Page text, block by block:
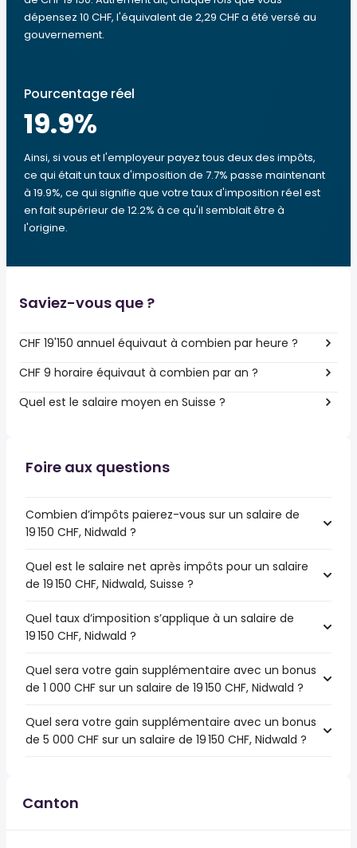
dépensez 10 CHF, l'équivalent de 2,29 CHF a été versé au
gouvernement.
Pourcentage réel
19.9%
Ainsi, si vous et l'employeur payez tous deux des impôts,
ce qui était un taux d'imposition de 7.7% passe maintenant
à 19.9%, ce qui signifie que votre taux d'imposition réel est
en fait supérieur de 12.2% à ce qu'il semblait être à
l'origine.
Saviez-vous que ?
CHF 19'150 annuel équivaut à combien par heure ?
CHF 9 horaire équivaut à combien par an ?
Quel est le salaire moyen en Suisse ?
Foire aux questions
Combien d’impôts paierez-vous sur un salaire de
19 150 CHF, Nidwald ?
Quel est le salaire net après impôts pour un salaire
de 19 150 CHF, Nidwald, Suisse ?
Quel taux d’imposition s’applique à un salaire de
19 150 CHF, Nidwald ?
Quel sera votre gain supplémentaire avec un bonus
de 1 000 CHF sur un salaire de 19 150 CHF, Nidwald ?
Quel sera votre gain supplémentaire avec un bonus
de 5 000 CHF sur un salaire de 19 150 CHF, Nidwald ?
Canton